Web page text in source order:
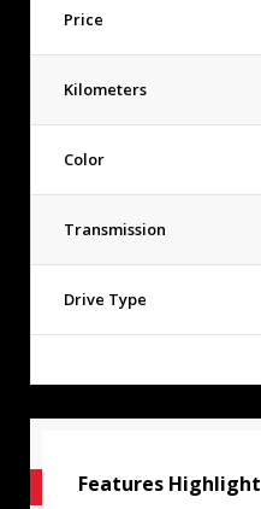
Price
Kilometers
Color
Transmission
Drive Type
Features Highlight